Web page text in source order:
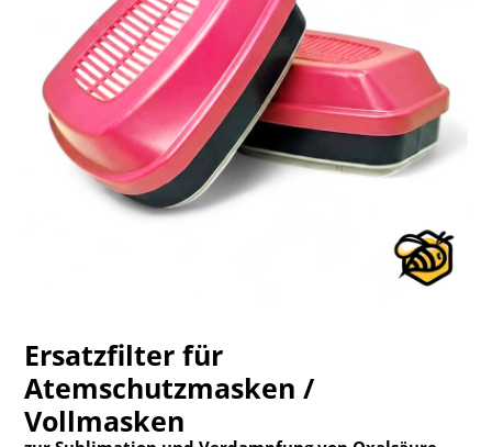
Ersatzfilter für
Atemschutzmasken /
Vollmasken